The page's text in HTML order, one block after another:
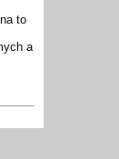
to
a